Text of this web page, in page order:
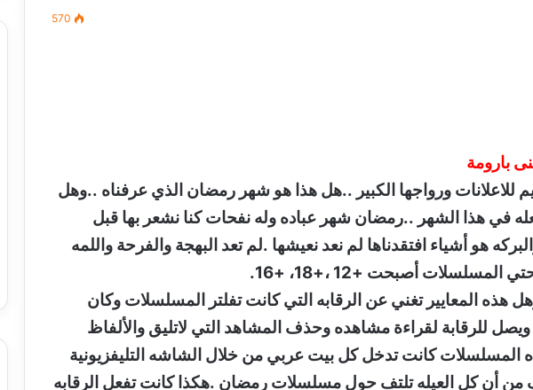
570
بارومة
ورواجها الكبير ..هل هذا هو شهر رمضان الذي عرفناه ..وهل
في هذا الشهر ..رمضان شهر عباده وله نفحات كنا نشعر بها قبل
هو أشياء افتقدناها لم نعد نعيشها .لم تعد البهجة والفرحة واللمه
أصبحت +12 ،+18، +16.
هذه المعايير تغني عن الرقابه التي كانت تفلتر المسلسلات وكان
ويصل للرقابة لقراءة مشاهده وحذف المشاهد التي لاتليق والألفاظ
المسلسلات كانت تدخل كل بيت عربي من خلال الشاشه التليفزيونية
أن كل العيله تلتف حول مسلسلات رمضان .هكذا كانت تفعل الرقابه
الدين
….
يكتب
مايسه
عطوه
كليوباترا
القرن
21
مصطفى كامل سيف الدين …. يكتب
مايسه عطوه كليوباترا القرن 21
يكتب
جديد
مصطفى كامل سيف الدين …. يكتب
ميلاد جديد